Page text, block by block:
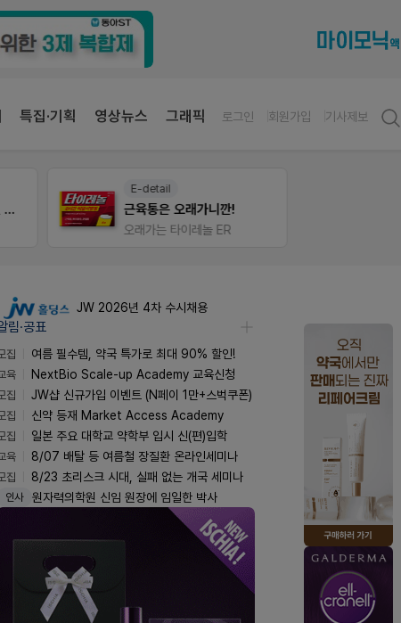
특집·기획 영상뉴스 그래픽 로그인 회원가입 기사제보
처엔 비아핀!
E-detail
근육통은 오래가니깐!
오래가는 타이레놀 ER
JW 2026년 4차 수시채용
림·공표
집
여름 필수템, 약국 특가로 최대 90% 할인!
육
NextBio Scale-up Academy 교육신청
집
JW샵 신규가입 이벤트 (N페이 1만+스벅쿠폰)
집
신약 등재 Market Access Academy
집
일본 주요 대학교 약학부 입시 신(편)입학
육
8/07 배탈 등 여름철 장질환 온라인세미나
집
8/23 초리스크 시대, 실패 없는 개국 세미나
인사 원자력의학원 신임 원장에 임일한 박사